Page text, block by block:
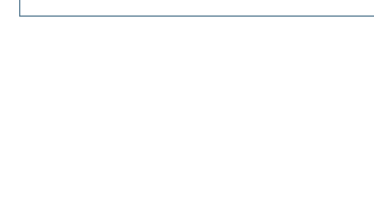
Kursorte mit Kursangeboten